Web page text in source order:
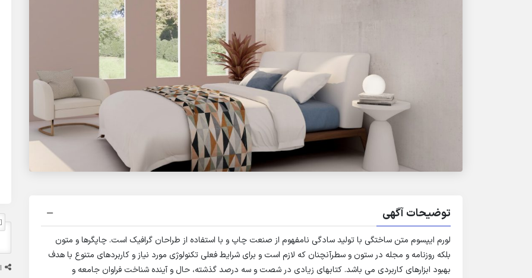
توضیحات آگهی
لورم ایپسوم متن ساختگی با تولید سادگی نامفهوم از صنعت چاپ و با استفاده از طراحان گرافیک است. چاپگرها و متون
بلکه روزنامه و مجله در ستون و سطرآنچنان که لازم است و برای شرایط فعلی تکنولوژی مورد نیاز و کاربردهای متنوع با هدف
بهبود ابزارهای کاربردی می باشد. کتابهای زیادی در شصت و سه درصد گذشته، حال و آینده شناخت فراوان جامعه و